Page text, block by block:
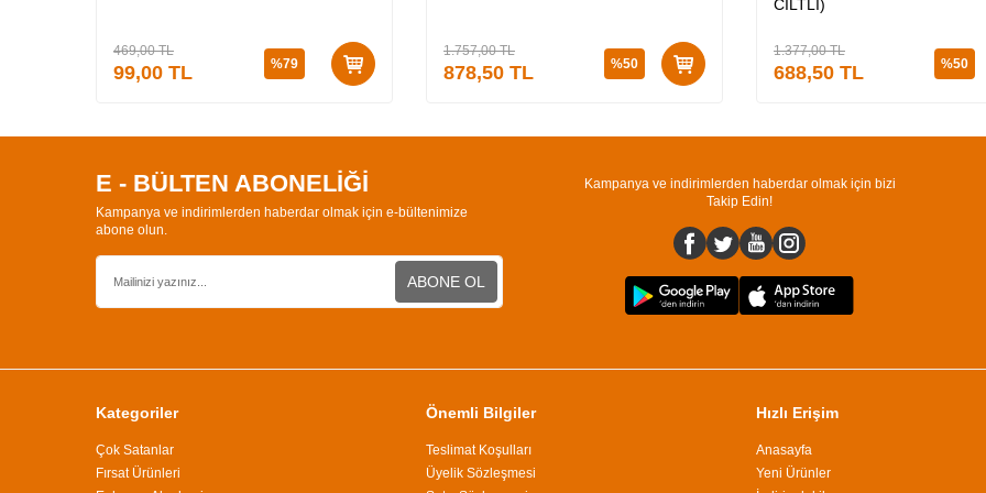
469,00TL
99,00 TL %79
1.757,00TL
878,50 TL %50
CİLTLİ)
1.377,00TL
688,50 TL %50
E - BÜLTEN ABONELİĞİ
Kampanya ve indirimlerden haberdar olmak için e-bültenimize
abone olun.
ABONE OL
Kampanya ve indirimlerden haberdar olmak için bizi
Takip Edin!
Kategoriler
Çok Satanlar
Fırsat Ürünleri
Önemli Bilgiler
Teslimat Koşulları
Üyelik Sözleşmesi
Hızlı Erişim
Anasayfa
Yeni Ürünler